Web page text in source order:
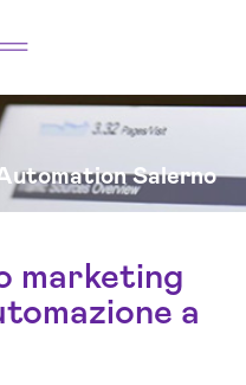
Salerno
marketing
a